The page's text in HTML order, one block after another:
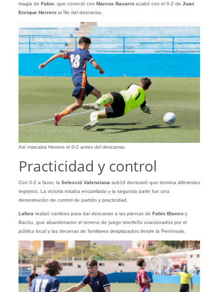
magia de Fabio, que conectó con Marcos Navarroacabó con el 0-2 de Juan
Enrique Herreroal filo del descanso.
Así marcaba Herrero el 0-2 antes del descanso.
Practicidad y control
Con 0-2 a favor, la Selecció Valenciana sub16 demostró que domina diferentes
registros. La victoria estaba encarrilada y la segunda parte fue una
demostración de control de partido y practicidad.
Lafora realizó cambios para dar descanso a las piernas de Fabio Blancoy
Bachu, que abandonaron el terreno de juego tinerfeño ovacionados por el
público local y las decenas de familiares desplazados desde la Península.